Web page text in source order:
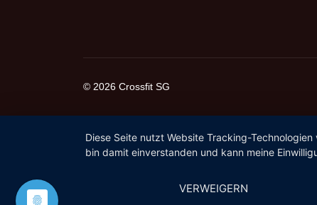
© 2026 Crossfit SG
Diese Seite nutzt Website Tracking-
bin damit einverstanden und kann meine
VERWEIGERN